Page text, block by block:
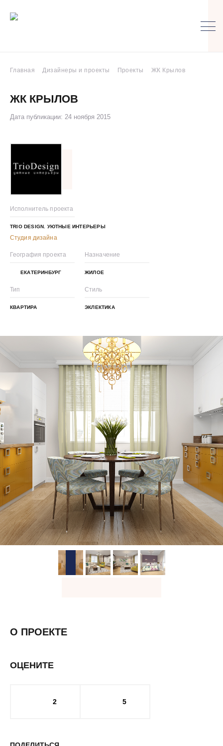
Главная Дизайнеры и проекты Проекты ЖК Крылов
ЖК КРЫЛОВ
Дата публикации: 24 ноября 2015
Исполнитель проекта
TRIO DESIGN. УЮТНЫЕ ИНТЕРЬЕРЫ
Студия дизайна
География проекта
ЕКАТЕРИНБУРГ
Назначение
ЖИЛОЕ
Тип
КВАРТИРА
Стиль
ЭКЛЕКТИКА
О ПРОЕКТЕ
ОЦЕНИТЕ
2 5